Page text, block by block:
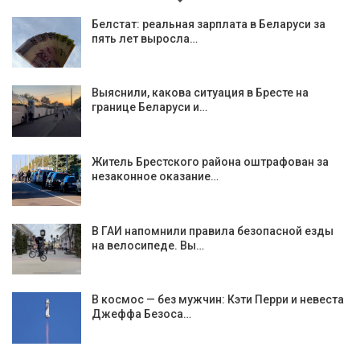
Белстат: реальная зарплата в Беларуси за
пять лет выросла…
Выяснили, какова ситуация в Бресте на
границе Беларуси и…
Житель Брестского района оштрафован за
незаконное оказание…
В ГАИ напомнили правила безопасной езды
на велосипеде. Вы…
В космос — без мужчин: Кэти Перри и невеста
Джеффа Безоса…